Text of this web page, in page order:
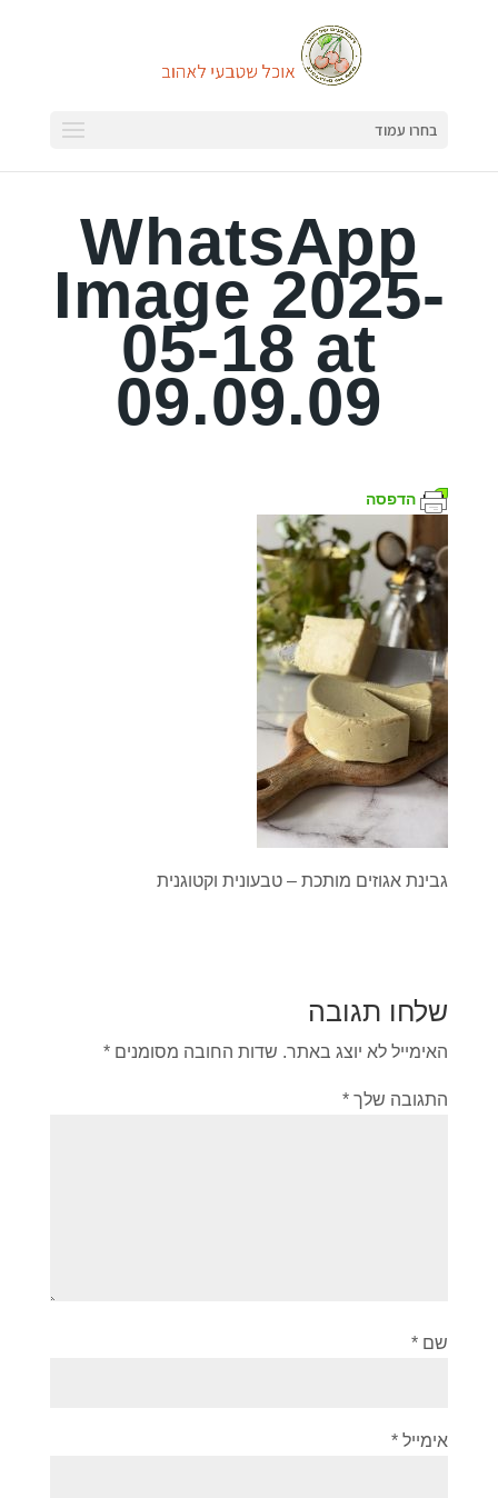
בחרו עמוד
WhatsApp
Image 2025-
05-18 at
09.09.09
הדפסה
גבינת אגוזים מותכת – טבעונית וקטוגנית
שלחו תגובה
האימייל לא יוצג באתר. שדות החובה מסומנים *
התגובה שלך *
שם *
אימייל *